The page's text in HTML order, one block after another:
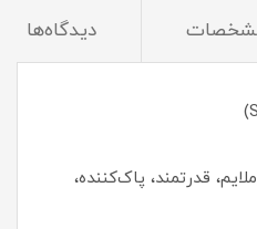
دیدگاه‌ها
۴ حالت (ملایم، قدرتمند، پاک‌کننده،